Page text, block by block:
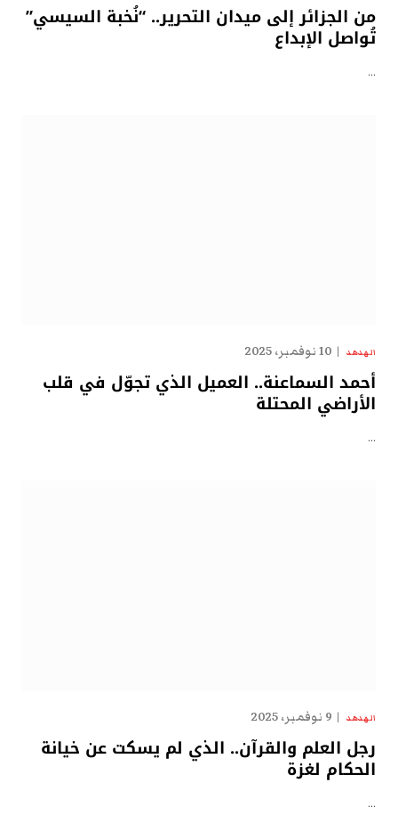
من الجزائر إلى ميدان التحرير.. “نُخبة السيسي”
تُواصل الإبداع
…
الهدهد 10 نوفمبر، 2025
أحمد السماعنة.. العميل الذي تجوّل في قلب
الأراضي المحتلة
…
الهدهد 9 نوفمبر، 2025
رجل العلم والقرآن.. الذي لم يسكت عن خيانة
الحكام لغزة
…